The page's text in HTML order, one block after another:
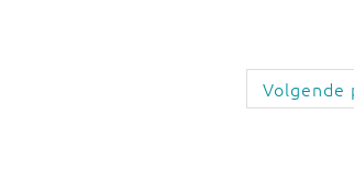
Volgende